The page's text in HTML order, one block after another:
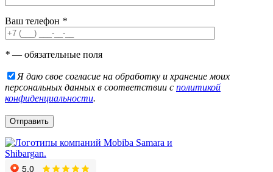
Ваш телефон *
* — обязательные поля
Я даю свое согласие на обработку и хранение моих
персональных данных в соответствии с политикой
конфиденциальности.